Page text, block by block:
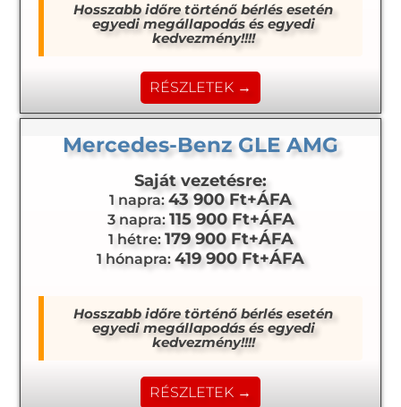
Hosszabb időre történő bérlés esetén
egyedi megállapodás és egyedi
kedvezmény!!!!
RÉSZLETEK →
Mercedes-Benz GLE AMG
Saját vezetésre:
1 napra: 43 900 Ft+ÁFA
3 napra: 115 900 Ft+ÁFA
1 hétre: 179 900 Ft+ÁFA
1 hónapra: 419 900 Ft+ÁFA
Hosszabb időre történő bérlés esetén
egyedi megállapodás és egyedi
kedvezmény!!!!
RÉSZLETEK →